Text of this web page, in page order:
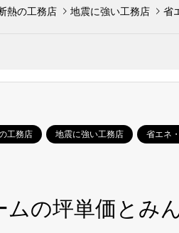
熱の工務店 地震に強い工務店 省
工務店 地震に強い工務店 省エネ
ムの坪単価とみ